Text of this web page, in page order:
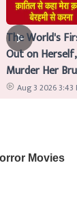
The World's
Out on
Murder Her
Aug 3 2026 3:43